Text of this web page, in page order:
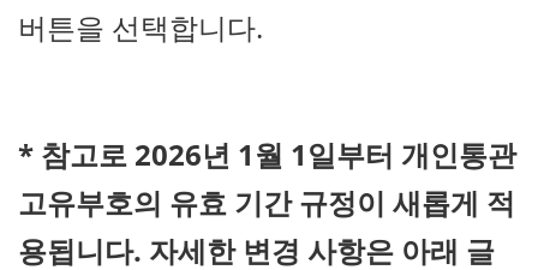
버튼을 선택합니다.
* 참고로 2026년 1월 1일부터 개인통관
고유부호의 유효 기간 규정이 새롭게 적
용됩니다. 자세한 변경 사항은 아래 글